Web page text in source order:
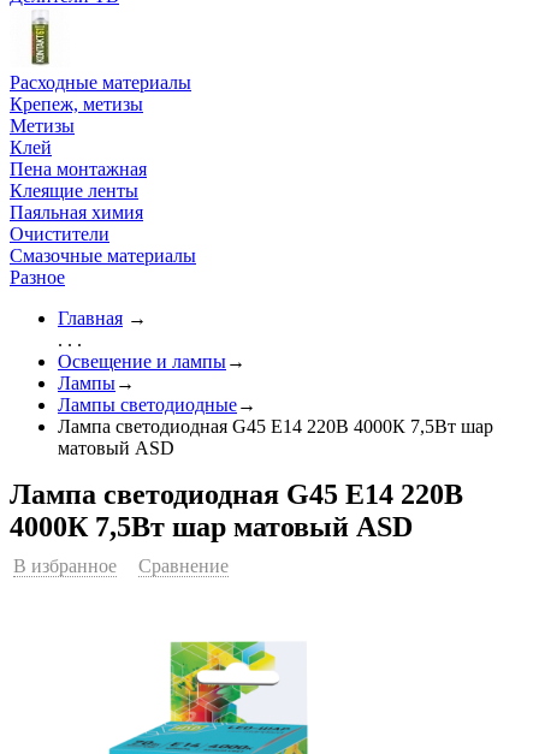
Расходные материалы
Крепеж, метизы
Метизы
Клей
Пена монтажная
Клеящие ленты
Паяльная химия
Очистители
Смазочные материалы
Разное
Главная →
. . .
Освещение и лампы→
Лампы→
Лампы светодиодные→
Лампа светодиодная G45 Е14 220В 4000К 7,5Вт шар
матовый ASD
Лампа светодиодная G45 Е14 220В
4000К 7,5Вт шар матовый ASD
В избранное Сравнение